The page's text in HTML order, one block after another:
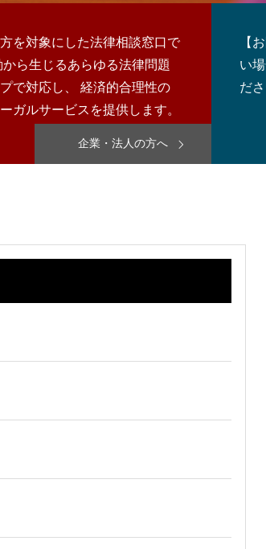
を対象にした法律相談窓口で
ら生じるあらゆる法律問題
で対応し、 経済的合理性の
ガルサービスを提供します。
企業・法人の方へ
【
い
ださ